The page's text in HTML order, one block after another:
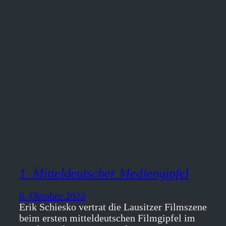
1. Mitteldeutscher Mediengipfel
6. Oktober 2023
Erik Schiesko vertrat die Lausitzer Filmszene
beim ersten mitteldeutschen Filmgipfel im